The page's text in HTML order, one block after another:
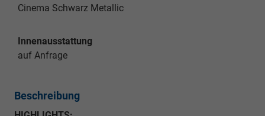
Cinema Schwarz Metallic
Innenausstattung
auf Anfrage
Beschreibung